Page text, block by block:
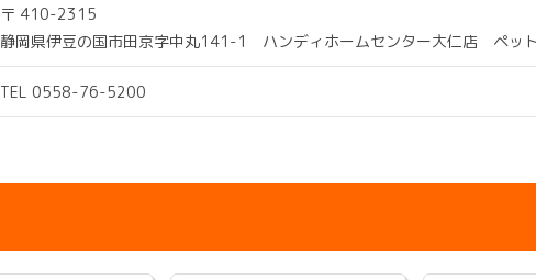
〒 410-2315
静岡県伊豆の国市田京字中丸141-1 ハンディホームセンター大仁店 ペッ
TEL 0558-76-5200